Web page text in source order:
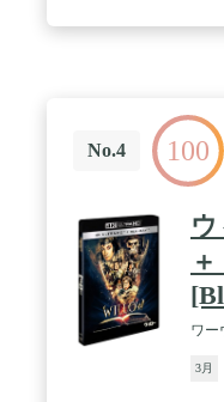
No.4 100
ワー
3月